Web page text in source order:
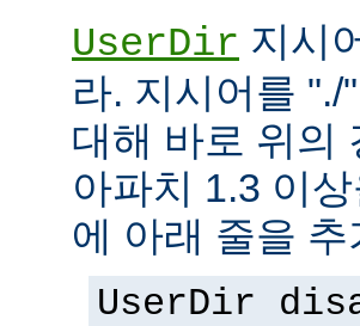
UserDir 지시
라. 지시어를
대해 바로 위의
아파치 1.3 이
에 아래 줄을
UserDir